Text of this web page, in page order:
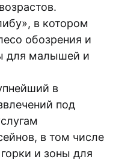
в котором
обозрения и
для малышей и
в
под
в том числе
и зоны для